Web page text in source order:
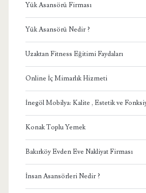
Yük Asansörü Firması
Yük Asansörü Nedir ?
Uzaktan Fitness Eğitimi Faydaları
Online İç Mimarlık Hizmeti
İnegöl Mobilya: Kalite , Estetik ve
Konak Toplu Yemek
Bakırköy Evden Eve Nakliyat Firması
İnsan Asansörleri Nedir ?